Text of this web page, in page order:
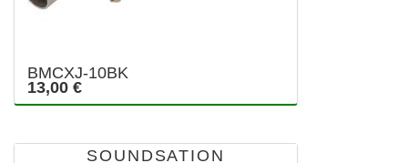
BMCXJ-10BK
13,00 €
SOUNDSATION